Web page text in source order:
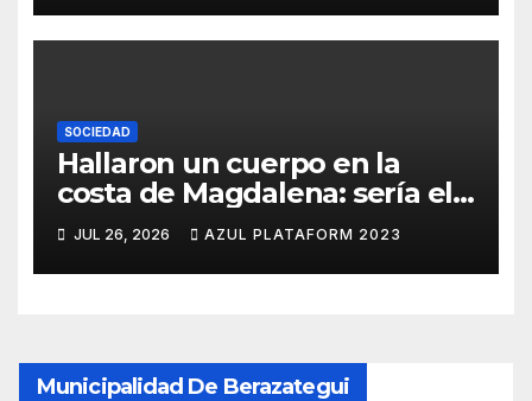
SOCIEDAD
Hallaron un cuerpo en la
costa de Magdalena: sería el
quinto pescador
desaparecido en Hudson
JUL 26, 2026 AZUL PLATAFORM 2023
Municipalidad De Berazategui